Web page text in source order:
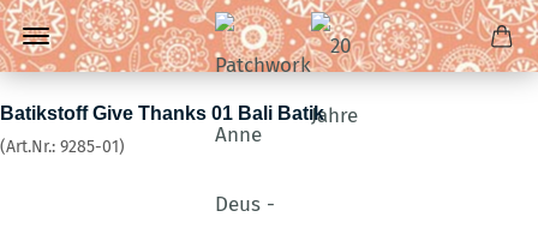
Batikstoff Give Thanks 01 Bali Batik
(Art.Nr.: 9285-01)